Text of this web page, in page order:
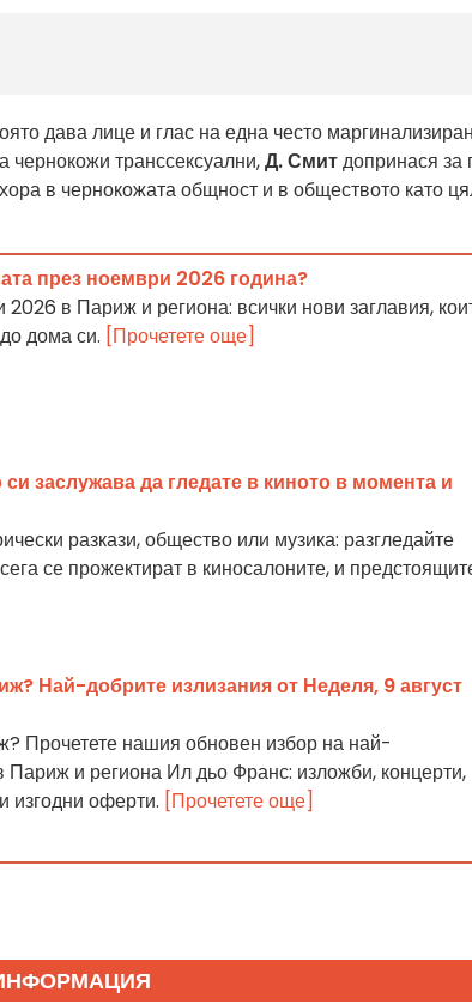
дава лице и глас на една често
чернокожи транссексуални,Д. Смитдопринася за
в чернокожата общност и в обществото като
през ноември 2026 година?
в Париж и региона: всички нови заглавия,
дома си. [Прочетете още]
заслужава да гледате в киното в момента и
разкази, общество или музика: разгледайте
се прожектират в киносалоните, и
Най-добрите излизания от Неделя, 9 август
Прочетете нашия обновен избор на най-
Париж и региона Ил дьо Франс: изложби, концерти,
изгодни оферти. [Прочетете още]